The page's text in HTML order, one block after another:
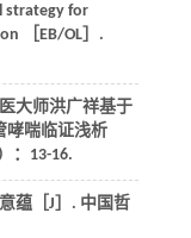
strategy for
［EB/OL］.
大师洪广祥基于
哮喘临证浅析
：13-16.
蕴［J］. 中国哲